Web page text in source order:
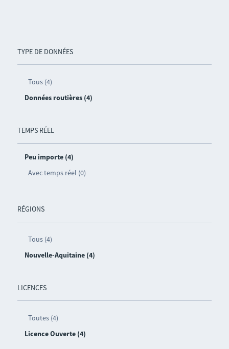
TYPE DE DONNÉES
Tous (4)
Données routières (4)
TEMPS RÉEL
Peu importe (4)
Avec temps réel (0)
RÉGIONS
Tous (4)
Nouvelle-Aquitaine (4)
LICENCES
Toutes (4)
Licence Ouverte (4)